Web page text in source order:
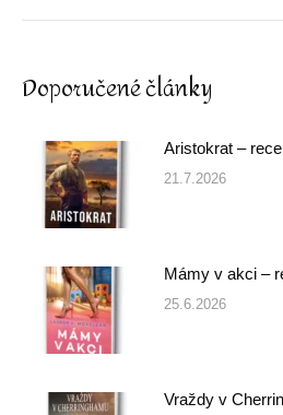
Doporučené články
Aristokrat –
21.7.2026
Mámy v akci –
25.6.2026
Vraždy v